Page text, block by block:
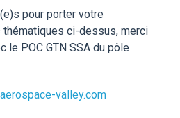
pour porter votre
thématiques ci-dessus, merci
le POC GTN SSA du pôle
valley.com